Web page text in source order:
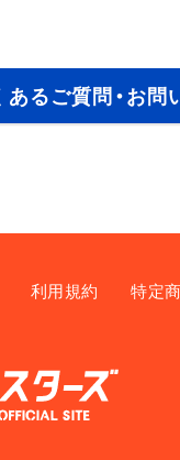
あるご質問・お
利用規約 特定